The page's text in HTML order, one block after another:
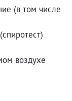
(в том числе
воздухе